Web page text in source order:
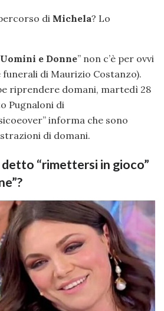
di Michela? Lo
Uomini e Donne” non c’è per ovvi
di Maurizio Costanzo).
riprendere domani, martedì 28
Pugnaloni di
informa che sono
di domani.
“rimettersi in gioco”